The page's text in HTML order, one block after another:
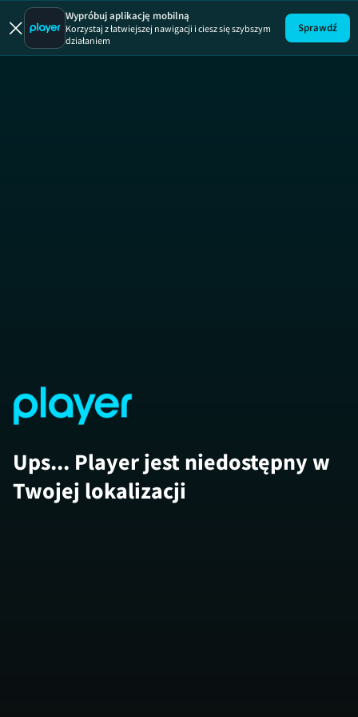
Afera fryzjera
Wypróbuj aplikację mobilną
Korzystaj z łatwiejszej nawigacji i ciesz się szybszym
działaniem
Sprawdź
Ups... Player jest niedostępny w
Twojej lokalizacji